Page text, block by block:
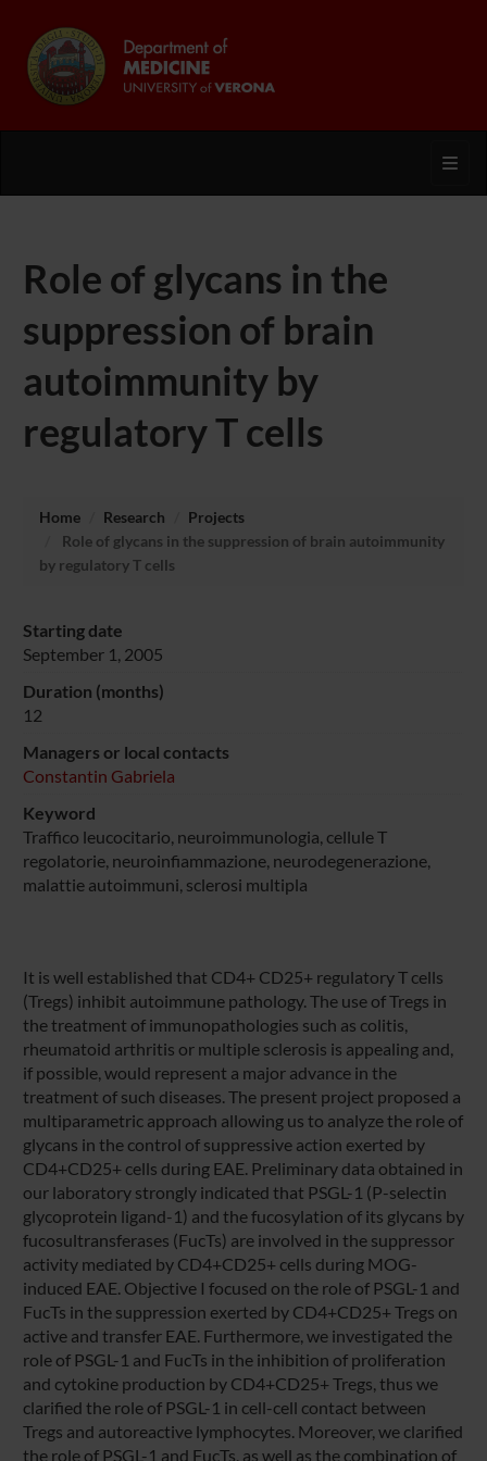
Role of glycans in the
suppression of brain
autoimmunity by
regulatory T cells
Home Research
Projects
Role of glycans in the suppression of brain autoimmunity
by regulatory T cells
Starting date
September 1, 2005
Duration (months)
12
Managers or local contacts
Constantin Gabriela
Keyword
Traffico leucocitario, neuroimmunologia, cellule T
regolatorie, neuroinfiammazione, neurodegenerazione,
malattie autoimmuni, sclerosi multipla
It is well established that CD4+ CD25+ regulatory T cells
(Tregs) inhibit autoimmune pathology. The use of Tregs in
the treatment of immunopathologies such as colitis,
rheumatoid arthritis or multiple sclerosis is appealing and,
if possible, would represent a major advance in the
treatment of such diseases. The present project proposed a
multiparametric approach allowing us to analyze the role of
glycans in the control of suppressive action exerted by
CD4+CD25+ cells during EAE. Preliminary data obtained in
our laboratory strongly indicated that PSGL-1 (P-selectin
glycoprotein ligand-1) and the fucosylation of its glycans by
fucosultransferases (FucTs) are involved in the suppressor
activity mediated by CD4+CD25+ cells during MOG-
induced EAE. Objective I focused on the role of PSGL-1 and
FucTs in the suppression exerted by CD4+CD25+ Tregs on
active and transfer EAE. Furthermore, we investigated the
role of PSGL-1 and FucTs in the inhibition of proliferation
and cytokine production by CD4+CD25+ Tregs, thus we
clarified the role of PSGL-1 in cell-cell contact between
Tregs and autoreactive lymphocytes. Moreover, we clarified
the role of PSGL-1 and FucTs, as well as the combination of